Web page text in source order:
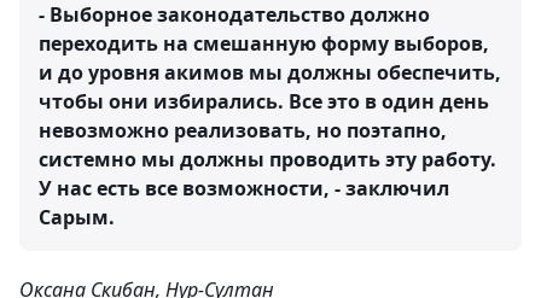
- Выборное законодательство должно
переходить на смешанную форму выборов,
и до уровня акимов мы должны обеспечить,
чтобы они избирались. Все это в один день
невозможно реализовать, но поэтапно,
системно мы должны проводить эту работу.
У нас есть все возможности, - заключил
Сарым.
Оксана Скибан, Нур-Султан